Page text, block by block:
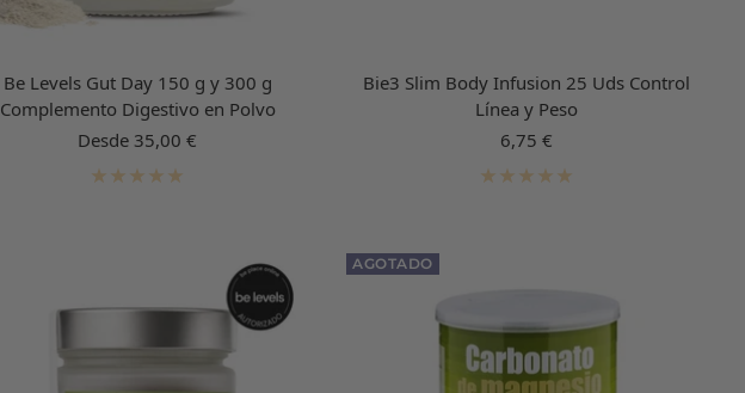
Be Levels Gut Day 150 g y 300 g
Complemento Digestivo en Polvo
Precio
Desde 35,00 €
Bie3 Slim Body Infusion 25 Uds Control
Línea y Peso
Precio
de
6,75 €
AGOTADO